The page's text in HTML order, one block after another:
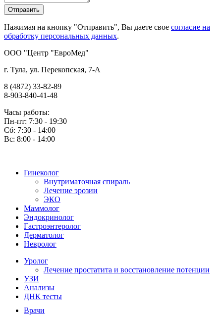
Нажимая на кнопку "Отправить", Вы даете свое согласие на
обработку персональных данных.
OOO "Центр "ЕвроМед"
г. Тула, ул. Перекопская, 7-А
8 (4872) 33-82-89
8-903-840-41-48
Часы работы:
Пн-пт: 7:30 - 19:30
Сб: 7:30 - 14:00
Вс: 8:00 - 14:00
Гинеколог
Внутриматочная спираль
Лечение эрозии
ЭКО
Маммолог
Эндокринолог
Гастроэнтеролог
Дерматолог
Невролог
Уролог
Лечение простатита и восстановление потенции
УЗИ
Анализы
ДНК тесты
Врачи